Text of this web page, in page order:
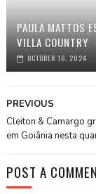
PAULA MATTOS
VILLA COUNTRY
OCTOBER 16, 2024
PREVIOUS
Cleiton & Camargo
em Goiânia nesta
POST A